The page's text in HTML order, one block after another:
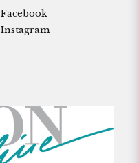
Facebook
Instagram